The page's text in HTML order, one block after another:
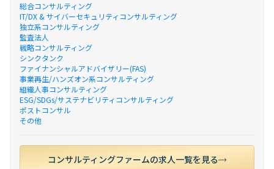
総合コンサルティング
IT/DX & サイバーセキュリティコンサルティング
独立系コンサルティング
監査法人
戦略コンサルティング
シンクタンク
ファイナンシャルアドバイザリー(FAS)
事業再生/ハンズオン系コンサルティング
組織人事コンサルティング
ESG/SDGs/サステナビリティコンサルティング
ポストコンサル
その他
コンサルティングファームの求人一覧を見る